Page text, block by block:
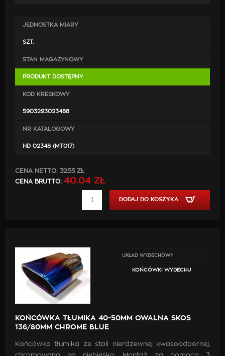
Średnica montażowa: 42 - 52 mm (z wykorzystaniem
JEDNOSTKA MIARY
SZT.
STAN MAGAZYNOWY
PRODUKT DOSTĘPNY
KOD KRESKOWY
5903293023488
NR KATALOGOWY
HD 02348 (MT017)
CENA NETTO: 32.55 ZŁ
CENA BRUTTO: 40.04 ZŁ
DODAJ DO KOSZYKA
UKŁAD WYDECHOWY
KOŃCÓWKI WYDECHU
KOŃCÓWKA TŁUMIKA 40-50MM OWALNA SKOS
136/80MM CHROME BLUE
Końcówka tłumika ze stali nierdzewnej kwasoodpornej,